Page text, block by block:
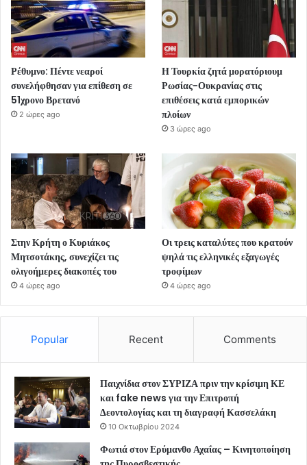
Ρέθυμνο: Πέντε νεαροί
συνελήφθησαν για επίθεση σε
51χρονο Βρετανό
2 ώρες ago
Η Τουρκία ζητά μορατόριουμ
Ρωσίας-Ουκρανίας στις
επιθέσεις κατά εμπορικών
πλοίων
3 ώρες ago
Στην Κρήτη ο Κυριάκος
Μητσοτάκης, συνεχίζει τις
ολιγοήμερες διακοπές του
4 ώρες ago
Οι τρεις καταλύτες που κρατούν
ψηλά τις ελληνικές εξαγωγές
τροφίμων
4 ώρες ago
Popular Recent Comments
Παιχνίδια στον ΣΥΡΙΖΑ πριν την κρίσιμη ΚΕ
και fake news για την Επιτροπή
Δεοντολογίας και τη διαγραφή Κασσελάκη
10 Οκτωβρίου 2024
Φωτιά στον Ερύμανθο Αχαΐας – Κινητοποίηση